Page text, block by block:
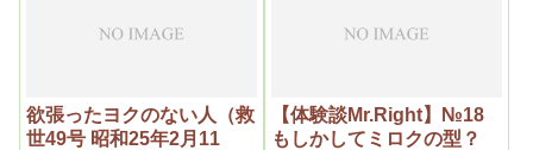
の人の信仰が浅いとか、心の持
ち方が違っているからやられた
なるんです
欲張ったヨクのない人（救
世49号 昭和25年2月11
【体験談Mr.Right】№18
もしかしてミロクの型？